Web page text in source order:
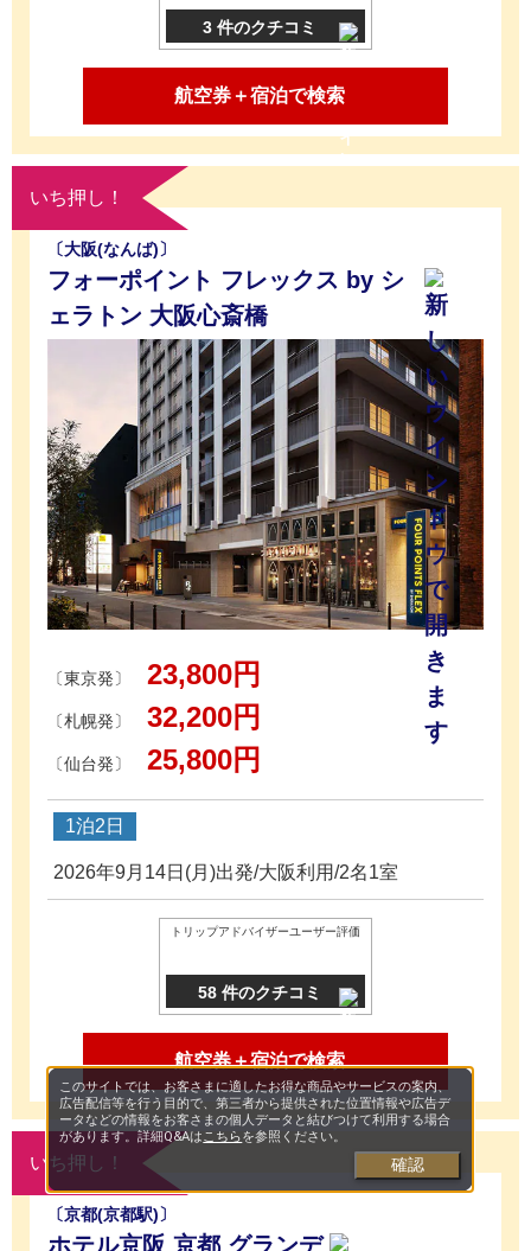
3 件のクチコミ
航空券＋宿泊で検索
いち押し！
〔大阪(なんば)〕
フォーポイント フレックス by シ
ェラトン 大阪心斎橋
〔東京発〕 23,800円
〔札幌発〕 32,200円
〔仙台発〕 25,800円
1泊2日
2026年9月14日(月)出発/大阪利用/2名1室
トリップアドバイザーユーザー評価
58 件のクチコミ
航空券＋宿泊で検索
いち押し！
〔京都(京都駅)〕
ホテル京阪 京都 グランデ
このサイトでは、お客さまに適したお得な商品やサービスの案内、
広告配信等を行う目的で、第三者から提供された位置情報や広告デ
ータなどの情報をお客さまの個人データと結びつけて利用する場合
があります。詳細Q&Aはこちらを参照ください。
確認